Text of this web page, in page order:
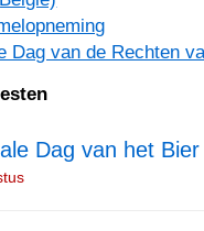
Dag van de Rechten
Dag van het Bier